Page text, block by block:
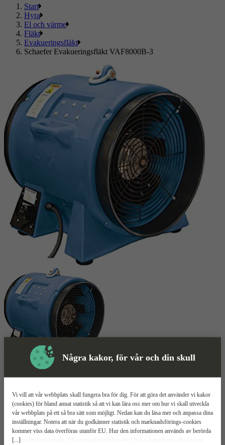
Några kakor, för vår och din skull
[...]
Vi vill att vår webbplats skall fungera bra för dig. För att göra det använder vi kakor
(cookies) för bland annat statistik så att vi kan lära oss mer om hur vi skall utveckla
vår webbplats på ett så bra sätt som möjligt. Nedan kan du läsa mer och anpassa dina
inställningar. Notera att när du godkänner statistik och marknadsförings-cookies
kommer viss data överföras utanför EU. Hur den informationen används av berörda
bolag vet vi inte exakt. Till exempel uppfyller inte USA:s lagstiftning alla de krav
Start
Hyra
El och värme
Fläkt
Evakueringsfläkt
Schaefer Evakueringsfläkt VAF8000B-3
Evakueringsfläkt Mer information
Schaefer VAF8000B-3